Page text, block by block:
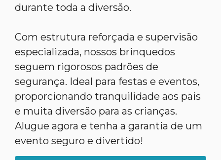
durante toda a diversão.
Com estrutura reforçada e supervisão
especializada, nossos brinquedos
seguem rigorosos padrões de
segurança. Ideal para festas e eventos,
proporcionando tranquilidade aos pais
e muita diversão para as crianças.
Alugue agora e tenha a garantia de um
evento seguro e divertido!